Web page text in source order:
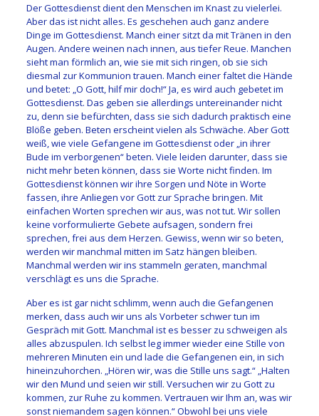
Der Gottesdienst dient den Menschen im Knast zu vielerlei.
Aber das ist nicht alles. Es geschehen auch ganz andere
Dinge im Gottesdienst. Manch einer sitzt da mit Tränen in den
Augen. Andere weinen nach innen, aus tiefer Reue. Manchen
sieht man förmlich an, wie sie mit sich ringen, ob sie sich
diesmal zur Kommunion trauen. Manch einer faltet die Hände
und betet: „O Gott, hilf mir doch!“ Ja, es wird auch gebetet im
Gottesdienst. Das geben sie allerdings untereinander nicht
zu, denn sie befürchten, dass sie sich dadurch praktisch eine
Blöße geben. Beten erscheint vielen als Schwäche. Aber Gott
weiß, wie viele Gefangene im Gottesdienst oder „in ihrer
Bude im verborgenen“ beten. Viele leiden darunter, dass sie
nicht mehr beten können, dass sie Worte nicht finden. Im
Gottesdienst können wir ihre Sorgen und Nöte in Worte
fassen, ihre Anliegen vor Gott zur Sprache bringen. Mit
einfachen Worten sprechen wir aus, was not tut. Wir sollen
keine vorformulierte Gebete aufsagen, sondern frei
sprechen, frei aus dem Herzen. Gewiss, wenn wir so beten,
werden wir manchmal mitten im Satz hängen bleiben.
Manchmal werden wir ins stammeln geraten, manchmal
verschlägt es uns die Sprache.
Aber es ist gar nicht schlimm, wenn auch die Gefangenen
merken, dass auch wir uns als Vorbeter schwer tun im
Gespräch mit Gott. Manchmal ist es besser zu schweigen als
alles abzuspulen. Ich selbst leg immer wieder eine Stille von
mehreren Minuten ein und lade die Gefangenen ein, in sich
hineinzuhorchen. „Hören wir, was die Stille uns sagt.“ „Halten
wir den Mund und seien wir still. Versuchen wir zu Gott zu
kommen, zur Ruhe zu kommen. Vertrauen wir Ihm an, was wir
sonst niemandem sagen können.“ Obwohl bei uns viele